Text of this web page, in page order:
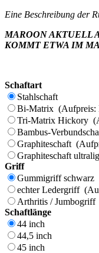
Eine Beschreibung der
MAROON AKTUELL
KOMMT ETWA IM
Schaftart
Stahlschaft
Bi-Matrix (Aufpreis:
Tri-Matrix Hickory
Bambus-
Graphiteschaft
Graphiteschaft
Griff
Gummigriff schwarz
echter Ledergriff
Arthritis /
Schaftlänge
44 inch
44,5 inch
45 inch